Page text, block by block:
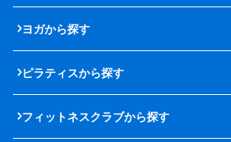
ヨガから探す
ピラティスから探す
フィットネスクラブから探す